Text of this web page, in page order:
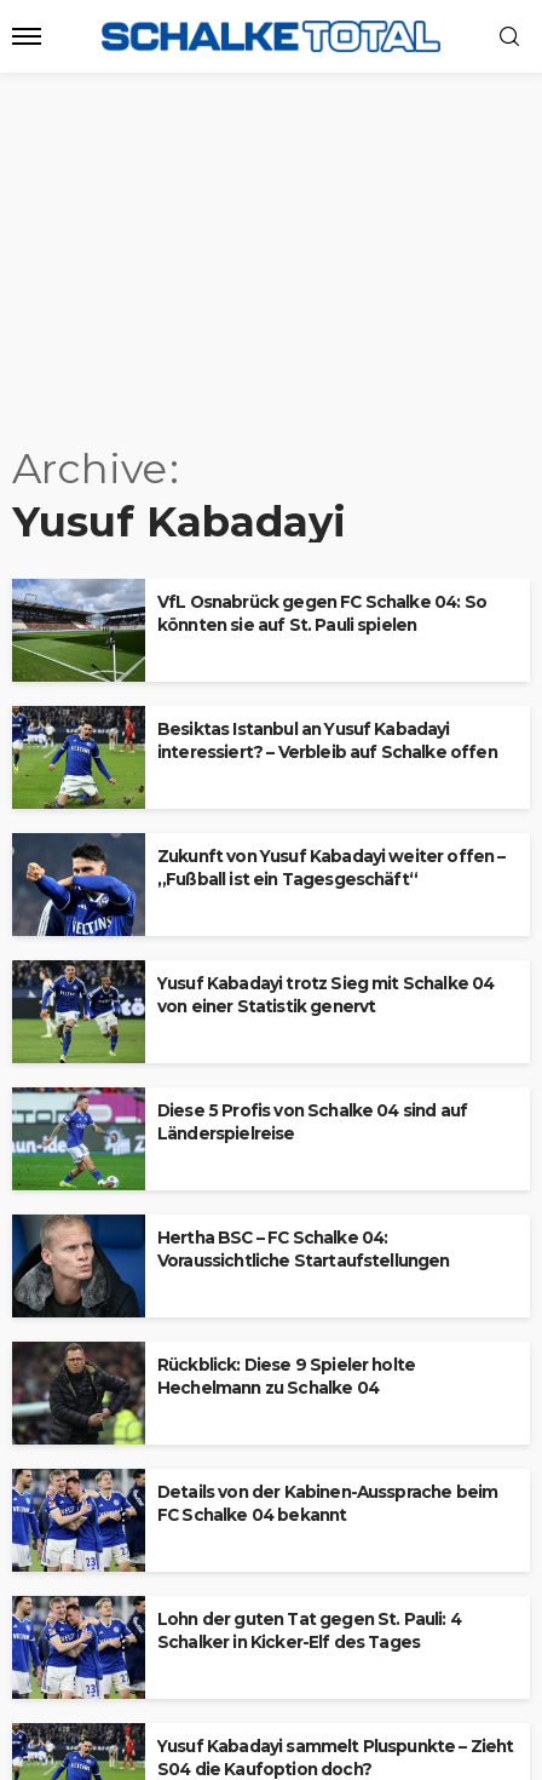
Archive
Yusuf Kabadayi
VfL Osnabrück gegen FC Schalke 04: So
könnten sie auf St. Pauli spielen
Besiktas Istanbul an Yusuf Kabadayi
interessiert? – Verbleib auf Schalke offen
Zukunft von Yusuf Kabadayi weiter offen –
„Fußball ist ein Tagesgeschäft“
Yusuf Kabadayi trotz Sieg mit Schalke 04
von einer Statistik genervt
Diese 5 Profis von Schalke 04 sind auf
Länderspielreise
Hertha BSC – FC Schalke 04:
Voraussichtliche Startaufstellungen
Rückblick: Diese 9 Spieler holte
Hechelmann zu Schalke 04
Details von der Kabinen-Aussprache beim
FC Schalke 04 bekannt
Lohn der guten Tat gegen St. Pauli: 4
Schalker in Kicker-Elf des Tages
Yusuf Kabadayi sammelt Pluspunkte – Zieht
S04 die Kaufoption doch?